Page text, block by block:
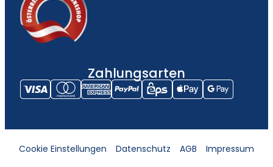
Zahlungsarten
Cookie Einstellungen Datenschutz AGB Impressum